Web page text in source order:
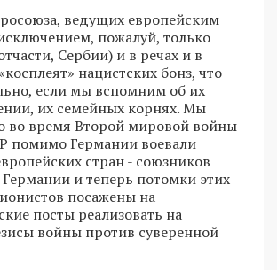
ведущих европейским
пожалуй, только
Сербии) и в речах и в
нацистских бонз, что
если мы вспомним об их
их семейных корнях. Мы
во время Второй мировой войны
помимо Германии воевали
стран - союзников
и теперь потомки этих
посажены на
посты реализовать на
войны против суверенной